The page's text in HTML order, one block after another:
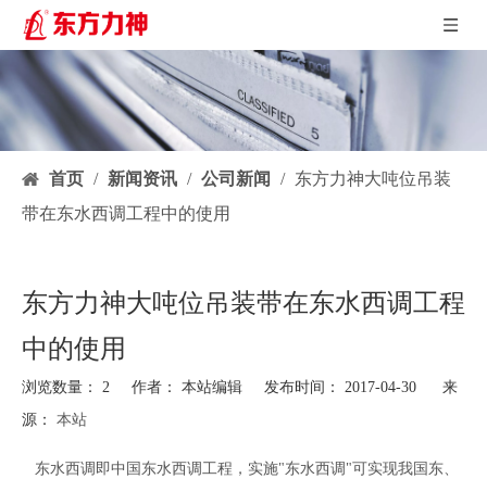
首页 / 新闻资讯 / 公司新闻 / 东方力神大吨位吊装
带在东水西调工程中的使用
东方力神大吨位吊装带在东水西调工程
中的使用
浏览数量： 2 作者： 本站编辑 发布时间： 2017-04-30 来
源： 本站
["facebook","twitter","line","wechat","linkedin","pinterest","whatsapp"]
东水西调即中国东水西调工程，实施"东水西调"可实现我国东、